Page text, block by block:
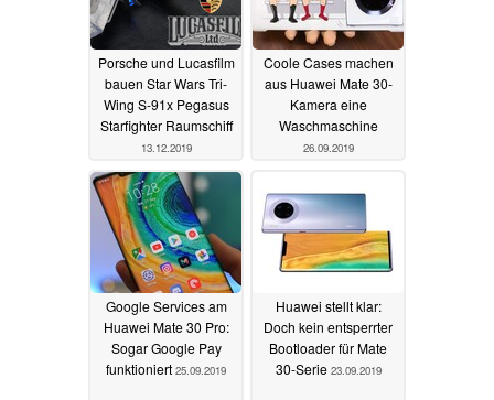
Porsche und Lucasfilm
bauen Star Wars Tri-
Wing S-91x Pegasus
Starfighter Raumschiff
13.12.2019
Coole Cases machen
aus Huawei Mate 30-
Kamera eine
Waschmaschine
26.09.2019
Google Services am
Huawei Mate 30 Pro:
Sogar Google Pay
funktioniert 25.09.2019
Huawei stellt klar:
Doch kein entsperrter
Bootloader für Mate
30-Serie 23.09.2019